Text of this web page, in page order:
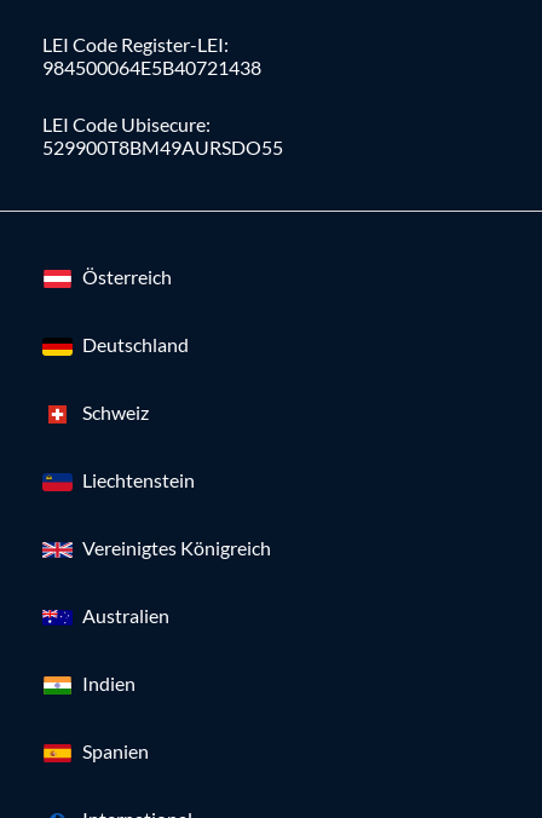
LEI Code Register-LEI:
984500064E5B40721438
LEI Code Ubisecure:
529900T8BM49AURSDO55
Österreich
Deutschland
Schweiz
Liechtenstein
Vereinigtes Königreich
Australien
Indien
Spanien